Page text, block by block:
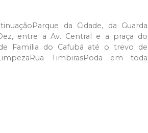
da Cidade, da Guarda
entre a Av. Central e a praça do
Família do Cafubá até o trevo de
TimbirasPoda em toda